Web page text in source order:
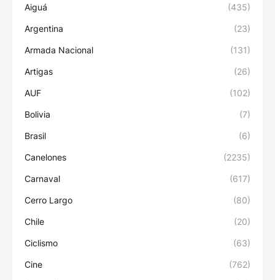
Aiguá (435)
Argentina (23)
Armada Nacional (131)
Artigas (26)
AUF (102)
Bolivia (7)
Brasil (6)
Canelones (2235)
Carnaval (617)
Cerro Largo (80)
Chile (20)
Ciclismo (63)
Cine (762)